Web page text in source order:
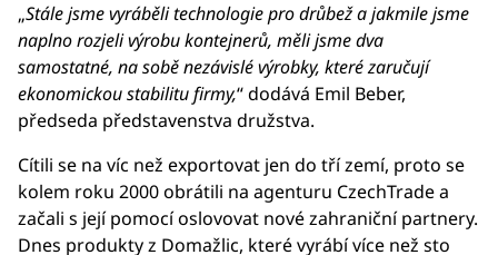
„Stále jsme vyráběli technologie pro drůbež a jakmile jsme
naplno rozjeli výrobu kontejnerů, měli jsme dva
samostatné, na sobě nezávislé výrobky, které zaručují
ekonomickou stabilitu firmy,“ dodává Emil Beber,
předseda představenstva družstva.
Cítili se na víc než exportovat jen do tří zemí, proto se
kolem roku 2000 obrátili na agenturu CzechTrade a
začali s její pomocí oslovovat nové zahraniční partnery.
Dnes produkty z Domažlic, které vyrábí více než sto